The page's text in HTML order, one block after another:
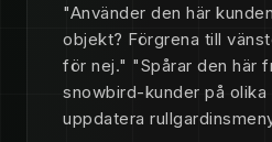
"Använder den här
objekt? Förgrena till
för nej." "Spårar den här
snowbird-kunder på olika
uppdatera